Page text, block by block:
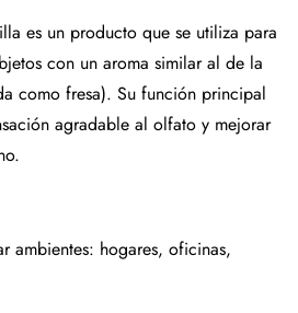
es un producto que se utiliza para
con un aroma similar al de la
como fresa). Su función principal
agradable al olfato y mejorar
ambientes: hogares, oficinas,